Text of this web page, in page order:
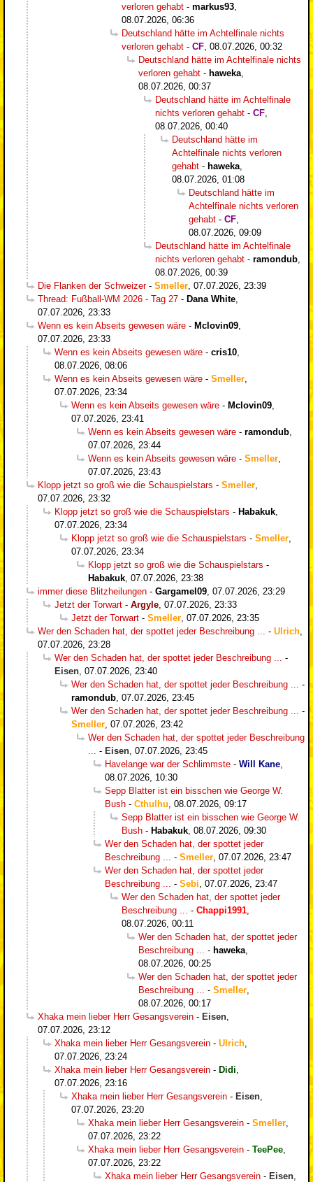
verloren gehabt - markus93
08.07.2026, 06:36
Deutschland hätte im Achtelfinale nichts
verloren gehabt - CF 08.07.2026, 00:32
Deutschland hätte im Achtelfinale nichts
verloren gehabt - haweka
08.07.2026, 00:37
Deutschland hätte im Achtelfinale
nichts verloren gehabt - CF
08.07.2026, 00:40
Deutschland hätte im
Achtelfinale nichts verloren
gehabt - haweka
08.07.2026, 01:08
Deutschland hätte im
Achtelfinale nichts verloren
gehabt - CF
08.07.2026, 09:09
Deutschland hätte im Achtelfinale
nichts verloren gehabt - ramondub
08.07.2026, 00:39
Die Flanken der Schweizer- Smeller 07.07.2026, 23:39
Thread: Fußball-WM 2026 - Tag 27 - Dana White
07.07.2026, 23:33
Wenn es kein Abseits gewesen wäre - Mclovin09
07.07.2026, 23:33
Wenn es kein Abseits gewesen wäre - cris10
08.07.2026, 08:06
Wenn es kein Abseits gewesen wäre - Smeller
07.07.2026, 23:34
Wenn es kein Abseits gewesen wäre - Mclovin09
07.07.2026, 23:41
Wenn es kein Abseits gewesen wäre - ramondub
07.07.2026, 23:44
Wenn es kein Abseits gewesen wäre - Smeller
07.07.2026, 23:43
Klopp jetzt so groß wie die Schauspielstars - Smeller
07.07.2026, 23:32
Klopp jetzt so groß wie die Schauspielstars - Habakuk
07.07.2026, 23:34
Klopp jetzt so groß wie die Schauspielstars - Smeller
07.07.2026, 23:34
Klopp jetzt so groß wie die Schauspielstars -
Habakuk 07.07.2026, 23:38
immer diese Blitzheilungen - Gargamel09 07.07.2026, 23:29
Jetzt der Torwart - Argyle 07.07.2026, 23:33
Jetzt der Torwart - Smeller 07.07.2026, 23:35
Wer den Schaden hat, der spottet jeder Beschreibung ...
- Ulrich
07.07.2026, 23:28
Wer den Schaden hat, der spottet jeder Beschreibung ...
-
Eisen 07.07.2026, 23:40
Wer den Schaden hat, der spottet jeder Beschreibung ...
-
ramondub 07.07.2026, 23:45
Wer den Schaden hat, der spottet jeder Beschreibung ...
-
Smeller 07.07.2026, 23:42
Wer den Schaden hat, der spottet jeder Beschreibung
- Eisen 07.07.2026, 23:45
Havelange war der Schlimmste - Will Kane
08.07.2026, 10:30
Sepp Blatter ist ein bisschen wie George W.
Bush - Cthulhu 08.07.2026, 09:17
Sepp Blatter ist ein bisschen wie George W.
Bush - Habakuk 08.07.2026, 09:30
Wer den Schaden hat, der spottet jeder
Beschreibung ...
- Smeller 07.07.2026, 23:47
Wer den Schaden hat, der spottet jeder
Beschreibung ...
- Sebi 07.07.2026, 23:47
Wer den Schaden hat, der spottet jeder
Beschreibung ...
- Chappi1991
08.07.2026, 00:11
Wer den Schaden hat, der spottet jeder
Beschreibung ...
- haweka
08.07.2026, 00:25
Wer den Schaden hat, der spottet jeder
Beschreibung ...
- Smeller
08.07.2026, 00:17
Xhaka mein lieber Herr Gesangsverein - Eisen
07.07.2026, 23:12
Xhaka mein lieber Herr Gesangsverein - Ulrich
07.07.2026, 23:24
Xhaka mein lieber Herr Gesangsverein - Didi
07.07.2026, 23:16
Xhaka mein lieber Herr Gesangsverein - Eisen
07.07.2026, 23:20
Xhaka mein lieber Herr Gesangsverein - Smeller
07.07.2026, 23:22
Xhaka mein lieber Herr Gesangsverein - TeePee
07.07.2026, 23:22
Xhaka mein lieber Herr Gesangsverein - Eisen